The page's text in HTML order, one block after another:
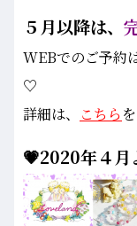
５月以降は、
WEBでのご予約
♡
詳細は、
こちら
💗2020年４月